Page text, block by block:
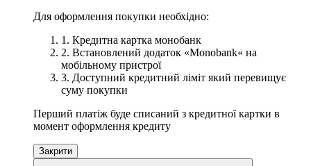
Для оформлення покупки необхідно:
1. Кредитна картка монобанк
2. Встановлений додаток «Monobank« на
мобільному пристрої
3. Доступний кредитний ліміт який перевищує
суму покупки
Перший платіж буде списаний з кредитної картки в
момент оформлення кредиту
Закрити